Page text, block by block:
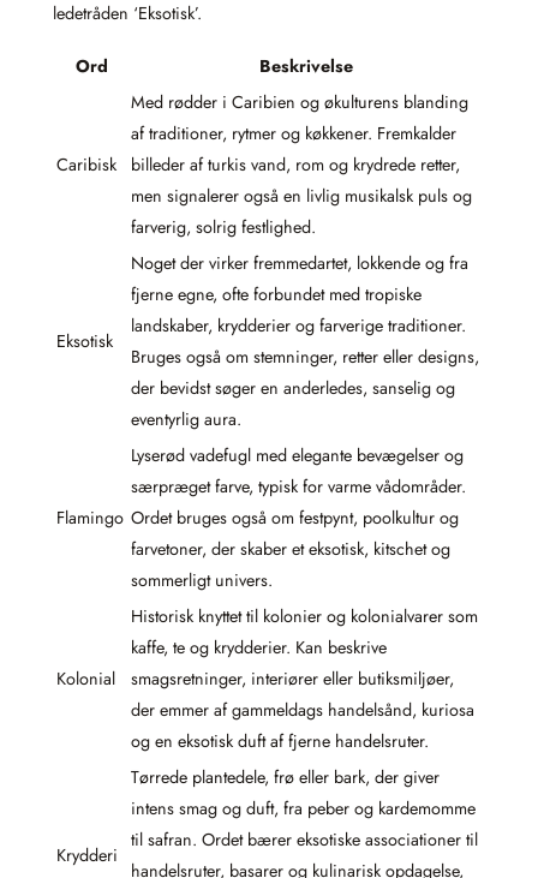
ledetråden ‘Eksotisk’.
Ord Beskrivelse
Caribisk
Med rødder i Caribien og økulturens blanding
af traditioner, rytmer og køkkener. Fremkalder
billeder af turkis vand, rom og krydrede retter,
men signalerer også en livlig musikalsk puls og
farverig, solrig festlighed.
Eksotisk
Noget der virker fremmedartet, lokkende og fra
fjerne egne, ofte forbundet med tropiske
landskaber, krydderier og farverige traditioner.
Bruges også om stemninger, retter eller designs,
der bevidst søger en anderledes, sanselig og
eventyrlig aura.
Flamingo
Lyserød vadefugl med elegante bevægelser og
særpræget farve, typisk for varme vådområder.
Ordet bruges også om festpynt, poolkultur og
farvetoner, der skaber et eksotisk, kitschet og
sommerligt univers.
Kolonial
Historisk knyttet til kolonier og kolonialvarer som
kaffe, te og krydderier. Kan beskrive
smagsretninger, interiører eller butiksmiljøer,
der emmer af gammeldags handelsånd, kuriosa
og en eksotisk duft af fjerne handelsruter.
Krydderi
Tørrede plantedele, frø eller bark, der giver
intens smag og duft, fra peber og kardemomme
til safran. Ordet bærer eksotiske associationer til
handelsruter, basarer og kulinarisk opdagelse,